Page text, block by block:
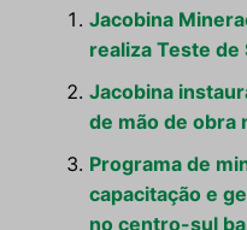
Jacobina
realiza Teste de
Jacobina
de mão de obra
Programa de
capacitação e
no centro-sul